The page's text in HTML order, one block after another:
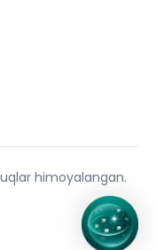
himoyalangan.